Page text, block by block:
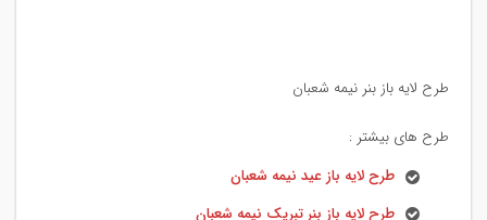
طرح لایه باز بنر نیمه شعبان
طرح های بیشتر :
طرح لایه باز عید نیمه شعبان
طرح لایه باز بنر تبریک نیمه شعبان